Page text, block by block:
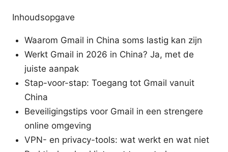
Inhoudsopgave
Waarom Gmail in China soms lastig kan zijn
Werkt Gmail in 2026 in China? Ja, met de
juiste aanpak
Stap-voor-stap: Toegang tot Gmail vanuit
China
Beveiligingstips voor Gmail in een strengere
online omgeving
VPN- en privacy-tools: wat werkt en wat niet